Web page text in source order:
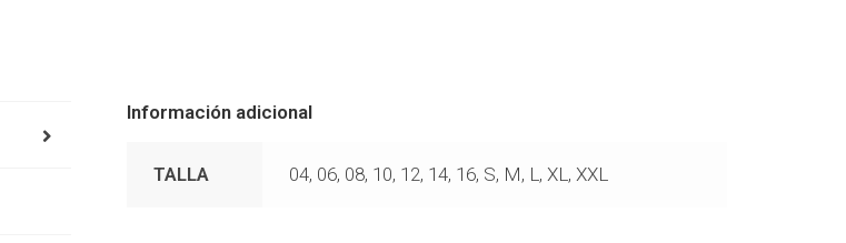
Información adicional
TALLA 04, 06, 08, 10, 12, 14, 16, S, M, L, XL, XXL